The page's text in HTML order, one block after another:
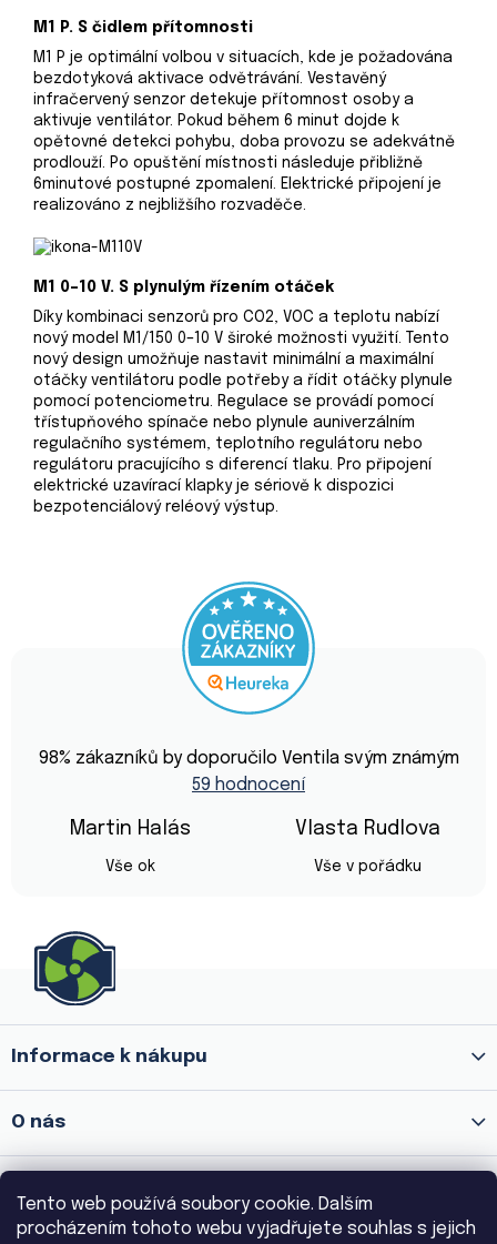
Tento web používá soubory cookie. Dalším
procházením tohoto webu vyjadřujete souhlas s jejich
M1 P. S čidlem přítomnosti
M1 P je optimální volbou v situacích, kde je požadována
bezdotyková aktivace odvětrávání. Vestavěný
infračervený senzor detekuje přítomnost osoby a
aktivuje ventilátor. Pokud během 6 minut dojde k
opětovné detekci pohybu, doba provozu se adekvátně
prodlouží. Po opuštění místnosti následuje přibližně
6minutové postupné zpomalení. Elektrické připojení je
realizováno z nejbližšího rozvaděče.
M1 0–10 V. S plynulým řízením otáček
Díky kombinaci senzorů pro CO2, VOC a teplotu nabízí
nový model M1/150 0–10 V široké možnosti využití. Tento
nový design umožňuje nastavit minimální a maximální
otáčky ventilátoru podle potřeby a řídit otáčky plynule
pomocí potenciometru. Regulace se provádí pomocí
třístupňového spínače nebo plynule auniverzálním
regulačního systémem, teplotního regulátoru nebo
regulátoru pracujícího s diferencí tlaku. Pro připojení
elektrické uzavírací klapky je sériově k dispozici
bezpotenciálový reléový výstup.
hodnocení
obchodu
je
hvězdiček.
98% zákazníků by doporučilo Ventila svým známým
59 hodnocení
Martin Halás
Vše ok
Vlasta Rudlova
Vše v pořádku
p
a Informace k nákupu
O nás